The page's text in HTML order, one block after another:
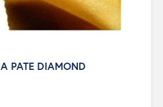
PATE DIAMOND